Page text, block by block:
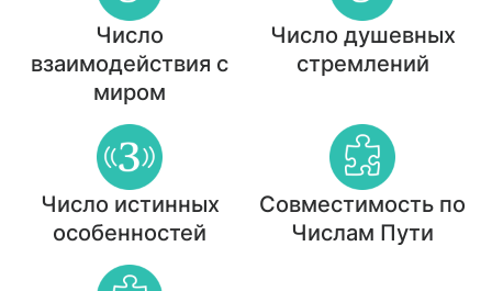
Число
взаимодействия с
миром
Число душевных
стремлений
Число истинных
особенностей
Совместимость по
Числам Пути